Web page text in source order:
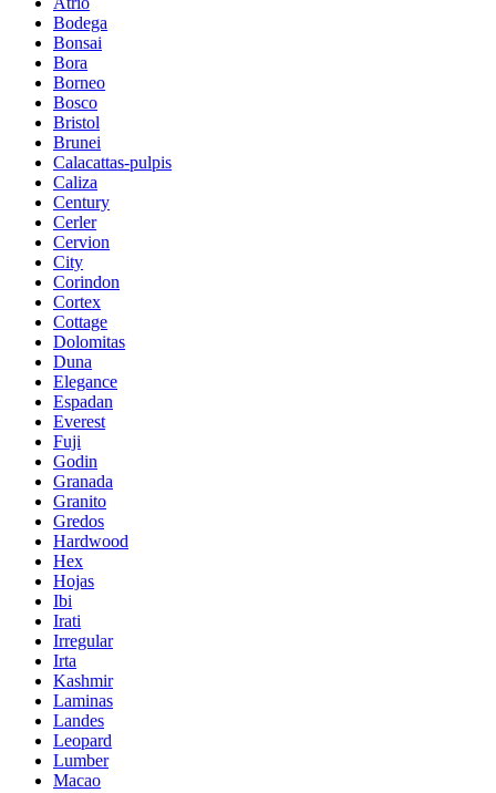
Bodega
Bonsai
Bora
Borneo
Bosco
Bristol
Brunei
Calacattas-pulpis
Caliza
Century
Cerler
Cervion
City
Corindon
Cortex
Cottage
Dolomitas
Duna
Elegance
Espadan
Everest
Fuji
Godin
Granada
Granito
Gredos
Hardwood
Hex
Hojas
Ibi
Irati
Irregular
Irta
Kashmir
Laminas
Landes
Leopard
Lumber
Macao